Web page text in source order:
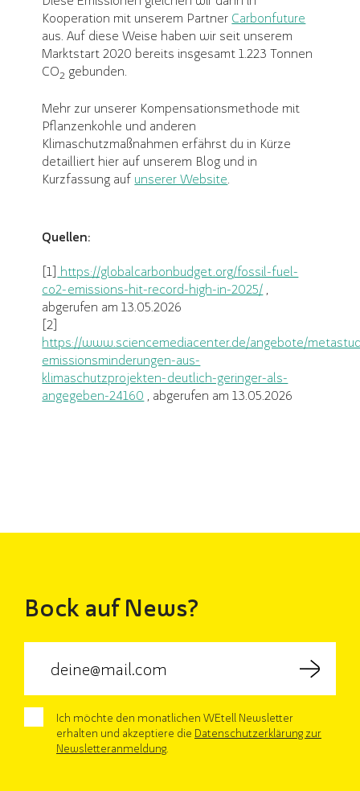
Kooperation mit unserem Partner Carbonfuture
aus. Auf diese Weise haben wir seit unserem
Marktstart 2020 bereits insgesamt 1.223 Tonnen
CO2 gebunden.
Mehr zur unserer Kompensationsmethode mit
Pflanzenkohle und anderen
Klimaschutzmaßnahmen erfährst du in Kürze
detailliert hier auf unserem Blog und in
Kurzfassung auf unserer Website.
Quellen:
[1] https://globalcarbonbudget.org/fossil-fuel-
co2-emissions-hit-record-high-in-2025/ ,
abgerufen am 13.05.2026
[2]
https://www.sciencemediacenter.de/angebote/
emissionsminderungen-aus-
klimaschutzprojekten-deutlich-geringer-als-
angegeben-24160 , abgerufen am 13.05.2026
Bock auf News?
Ich möchte den monatlichen WEtell Newsletter
erhalten und akzeptiere die Datenschutzerklärung zur
Newsletteranmeldung